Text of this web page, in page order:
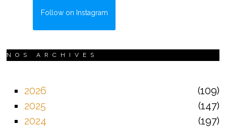
Follow on Instagram
NOS ARCHIVES
2026
109
2025
147
2024
197